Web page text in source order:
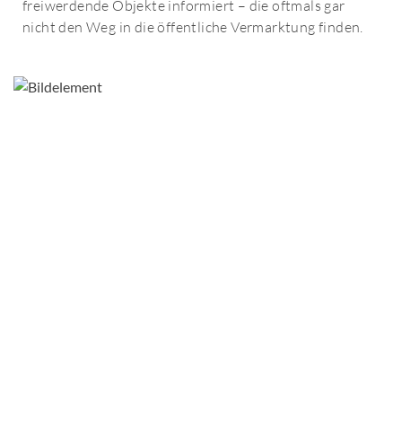
freiwerdende Objekte informiert – die oftmals gar
nicht den Weg in die öffentliche Vermarktung finden.